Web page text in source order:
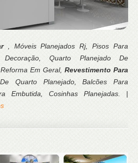
, Móveis Planejados Rj, Pisos Para
Decoração, Quarto Planejado De
Em Geral, Revestimento Para
Quarto Planejado, Balcões Para
Embutida, Cosinhas Planejadas. |